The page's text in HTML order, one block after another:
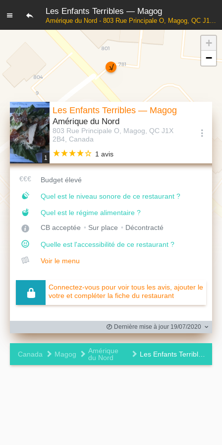
Les Enfants Terribles — Magog
Amérique du Nord - 803 Rue Principale O, Magog, QC J1X 2B4, Canada
1
Les Enfants Terribles — Magog
Amérique du Nord
803 Rue Principale O, Magog, QC J1X
2B4, Canada
1 avis
Budget élevé
Quel est le niveau sonore de ce restaurant ?
Quel est le régime alimentaire ?
CB acceptée
Sur place Décontracté
Quelle est l'accessibilité de ce restaurant ?
Voir le menu
Connectez-vous pour voir tous les avis, ajouter le
votre et compléter la fiche du restaurant
Dernière mise à jour 19/07/2020
Canada Magog
Amérique
du Nord
+
−